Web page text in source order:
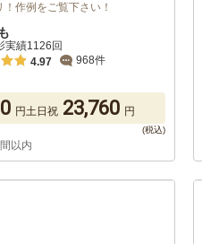
作例をご覧下さい！
実績1126回
4.97
968件
円土日祝 23,760 円
以内